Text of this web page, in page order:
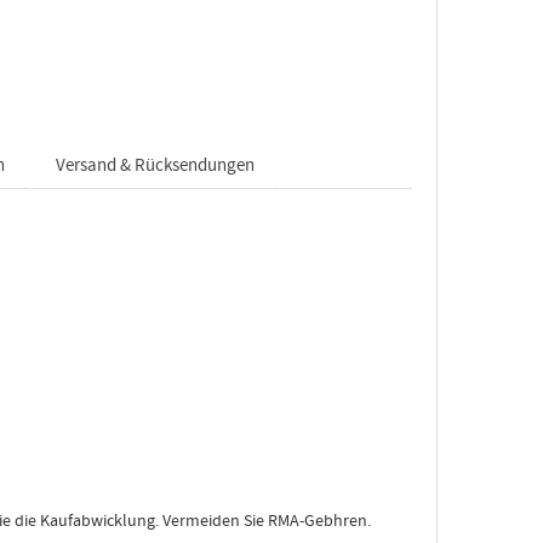
Versand & Rücksendungen
die Kaufabwicklung. Vermeiden Sie RMA-Gebhren.